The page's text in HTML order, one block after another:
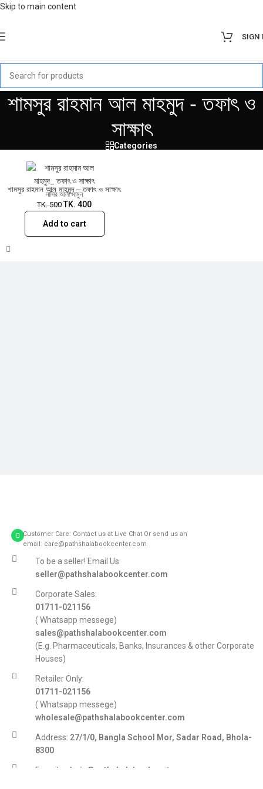
Skip to main content
SIGN
শামসুর রাহমান আল মাহমুদ - তফাৎ ও
সাক্ষাৎ
Categories
Sale!
শামসুর রাহমান আল মাহমুদ – তফাৎ ও সাক্ষাৎ
নাসির আলী মামুন
TK.500 TK. 400
Add to cart
Customer Care: Contact us at Live Chat Or send us an
email: care@pathshalabookcenter.com
To be a seller! Email Us
seller@pathshalabookcenter.com
Corporate Sales:
01711-021156
( Whatsapp messege)
sales@pathshalabookcenter.com
(E.g. Pharmaceuticals, Banks, Insurances & other Corporate
Houses)
Retailer Only:
01711-021156
( Whatsapp messege)
wholesale@pathshalabookcenter.com
Address: 27/1/0, Bangla School Mor, Sadar Road, Bhola-
8300
E-mail: admin@pathshalabookcenter.com